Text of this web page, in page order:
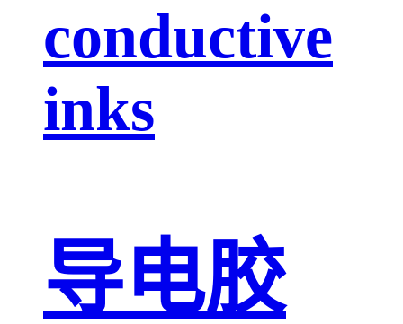
conductive
inks
导电胶